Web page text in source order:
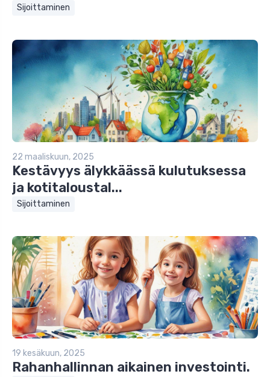
Sijoittaminen
22 maaliskuun, 2025
Kestävyys älykkäässä kulutuksessa
ja kotitaloustal...
Sijoittaminen
19 kesäkuun, 2025
Rahanhallinnan aikainen investointi.